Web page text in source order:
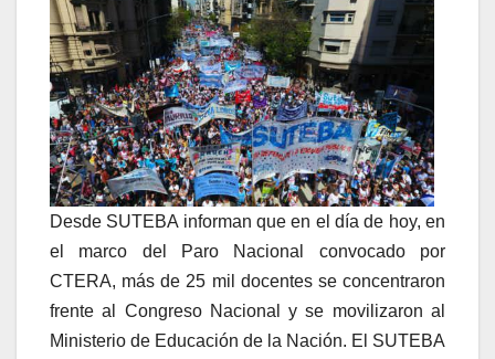
Desde SUTEBA informan que en el día de hoy, en
el marco del Paro Nacional convocado por
CTERA, más de 25 mil docentes se concentraron
frente al Congreso Nacional y se movilizaron al
Ministerio de Educación de la Nación. El SUTEBA